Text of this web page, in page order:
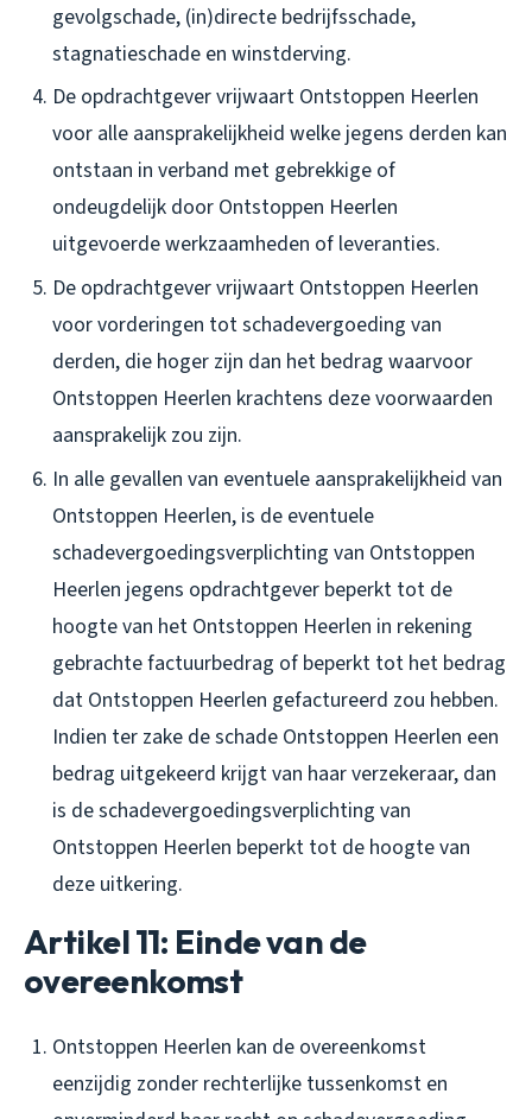
gevolgschade, (in)directe bedrijfsschade,
stagnatieschade en winstderving.
De opdrachtgever vrijwaart Ontstoppen Heerlen
voor alle aansprakelijkheid welke jegens derden kan
ontstaan in verband met gebrekkige of
ondeugdelijk door Ontstoppen Heerlen
uitgevoerde werkzaamheden of leveranties.
De opdrachtgever vrijwaart Ontstoppen Heerlen
voor vorderingen tot schadevergoeding van
derden, die hoger zijn dan het bedrag waarvoor
Ontstoppen Heerlen krachtens deze voorwaarden
aansprakelijk zou zijn.
In alle gevallen van eventuele aansprakelijkheid van
Ontstoppen Heerlen, is de eventuele
schadevergoedingsverplichting van Ontstoppen
Heerlen jegens opdrachtgever beperkt tot de
hoogte van het Ontstoppen Heerlen in rekening
gebrachte factuurbedrag of beperkt tot het bedrag
dat Ontstoppen Heerlen gefactureerd zou hebben.
Indien ter zake de schade Ontstoppen Heerlen een
bedrag uitgekeerd krijgt van haar verzekeraar, dan
is de schadevergoedingsverplichting van
Ontstoppen Heerlen beperkt tot de hoogte van
deze uitkering.
Artikel 11: Einde van de
overeenkomst
Ontstoppen Heerlen kan de overeenkomst
eenzijdig zonder rechterlijke tussenkomst en